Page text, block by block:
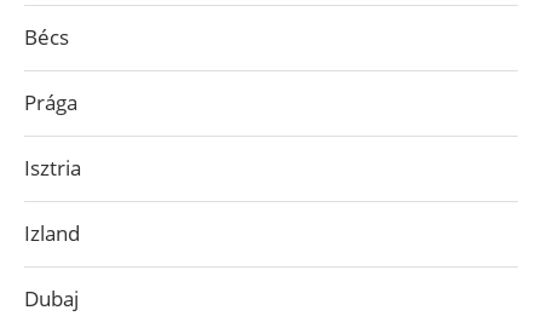
Bécs
Prága
Isztria
Izland
Dubaj